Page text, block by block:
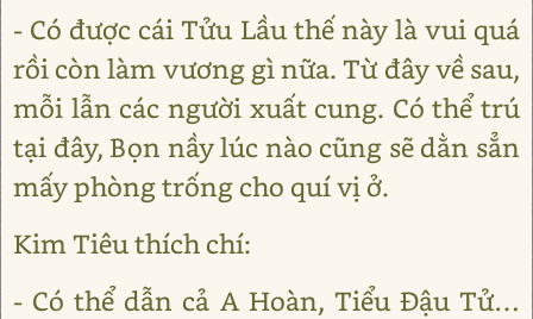
- Có được cái Tửu Lầu thế này là vui quá
rồi còn làm vương gì nữa. Từ đây về sau,
mỗi lẫn các người xuất cung. Có thể trú
tại đây, Bọn nầy lúc nào cũng sẽ dằn sẳn
mấy phòng trống cho quí vị ở.
Kim Tiêu thích chí:
- Có thể dẫn cả A Hoàn, Tiểu Ðậu Tử…